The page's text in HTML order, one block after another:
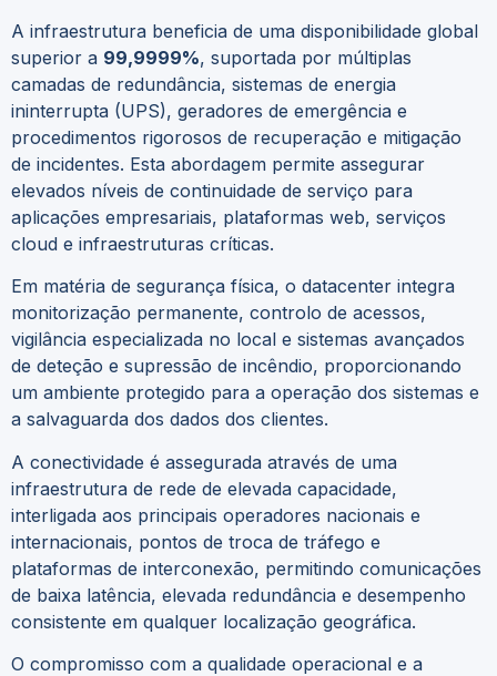
A infraestrutura beneficia de uma disponibilidade global
superior a 99,9999%, suportada por múltiplas
camadas de redundância, sistemas de energia
ininterrupta (UPS), geradores de emergência e
procedimentos rigorosos de recuperação e mitigação
de incidentes. Esta abordagem permite assegurar
elevados níveis de continuidade de serviço para
aplicações empresariais, plataformas web, serviços
cloud e infraestruturas críticas.
Em matéria de segurança física, o datacenter integra
monitorização permanente, controlo de acessos,
vigilância especializada no local e sistemas avançados
de deteção e supressão de incêndio, proporcionando
um ambiente protegido para a operação dos sistemas e
a salvaguarda dos dados dos clientes.
A conectividade é assegurada através de uma
infraestrutura de rede de elevada capacidade,
interligada aos principais operadores nacionais e
internacionais, pontos de troca de tráfego e
plataformas de interconexão, permitindo comunicações
de baixa latência, elevada redundância e desempenho
consistente em qualquer localização geográfica.
O compromisso com a qualidade operacional e a